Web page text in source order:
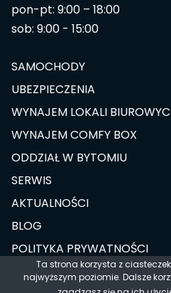
pon-pt: 9:00 – 18:00
sob: 9:00 - 15:00
SAMOCHODY
UBEZPIECZENIA
WYNAJEM LOKALI
WYNAJEM COMFY BOX
ODDZIAŁ W BYTOMIU
SERWIS
AKTUALNOŚCI
BLOG
POLITYKA PRYWATNOŚCI
Ta strona korzysta z
najwyższym poziomie. Dalsze